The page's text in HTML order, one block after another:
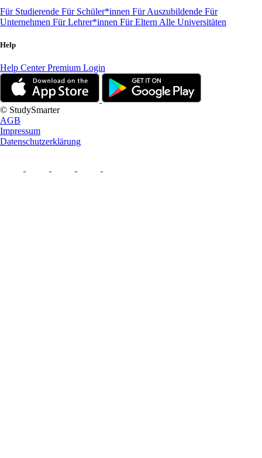
Für Studierende Für Schüler*innen Für Auszubildende Für
Unternehmen Für Lehrer*innen Für Eltern Alle Universitäten
Help
Help CenterPremium Login
© StudySmarter
AGB
Impressum
Datenschutzerklärung